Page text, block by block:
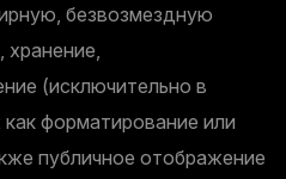
безвозмездную
(исключительно в
как форматирование или
публичное отображение